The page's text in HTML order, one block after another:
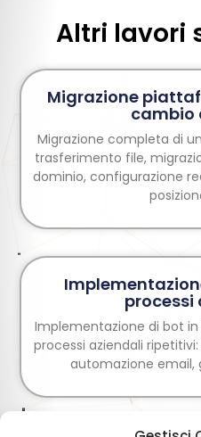
Altri lavori
Migrazione
cambio
Migrazione completa di
trasferimento file,
dominio, configurazione
processi
Implementazione di bot
processi aziendali ripetitivi:
automazione email,